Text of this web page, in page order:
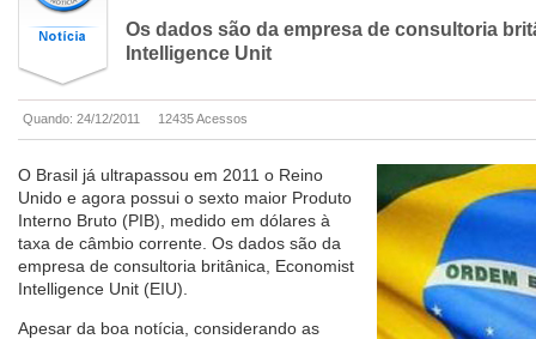
Os dados são da empresa de consultoria
Intelligence Unit
Quando: 24/12/2011 12435 Acessos
O Brasil já ultrapassou em 2011 o Reino
Unido e agora possui o sexto maior Produto
Interno Bruto (PIB), medido em dólares à
taxa de câmbio corrente. Os dados são da
empresa de consultoria britânica, Economist
Intelligence Unit (EIU).
Apesar da boa notícia, considerando as